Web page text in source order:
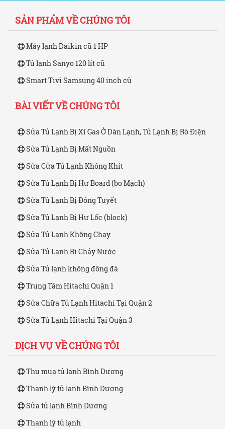
SẢN PHẨM VỀ CHÚNG TÔI
Máy lạnh Daikin cũ 1 HP
Tủ lạnh Sanyo 120 lít cũ
Smart Tivi Samsung 40 inch cũ
BÀI VIẾT VỀ CHÚNG TÔI
Sửa Tủ Lạnh Bị Xì Gas Ở Dàn Lạnh, Tủ Lạnh Bị Rò Điện
Sửa Tủ Lạnh Bị Mất Nguồn
Sửa Cửa Tủ Lạnh Không Khít
Sửa Tủ Lạnh Bị Hư Board (bo Mạch)
Sửa Tủ Lạnh Bị Đóng Tuyết
Sửa Tủ Lạnh Bị Hư Lốc (block)
Sửa Tủ Lạnh Không Chạy
Sửa Tủ Lạnh Bị Chảy Nước
Sửa Tủ lạnh không đông đá
Trung Tâm Hitachi Quận 1
Sửa Chữa Tủ Lạnh Hitachi Tại Quận 2
Sửa Tủ Lạnh Hitachi Tại Quận 3
DỊCH VỤ VỀ CHÚNG TÔI
Thu mua tủ lạnh Bình Dương
Thanh lý tủ lạnh Bình Dương
Sửa tủ lạnh Bình Dương
Thanh lý tủ lạnh